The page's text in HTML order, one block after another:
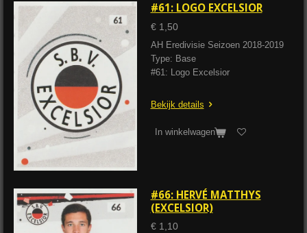
#61: LOGO EXCELSIOR
€ 1,50
AH Eredivisie Seizoen 2018-2019
Type: Base
#61: Logo Excelsior
Bekijk details
In winkelwagen
#66: HERVÉ MATTHYS
(EXCELSIOR)
€ 1,10